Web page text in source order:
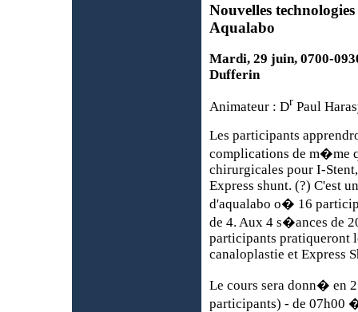
Nouvelles
Aqualabo
Mardi, 29 juin, 0700-
Dufferin
Animateur : Dr Paul
Les participants
complications de m�me
chirurgicales pour I-
Express shunt. (?) C'est
d'aqualabo o� 16
de 4. Aux 4 s�ances de
participants pratiqueront
canaloplastie et Express
Le cours sera donn� en
participants) - de 07h00